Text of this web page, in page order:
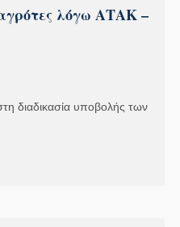
λόγω ΑΤΑΚ –
διαδικασία υποβολής των